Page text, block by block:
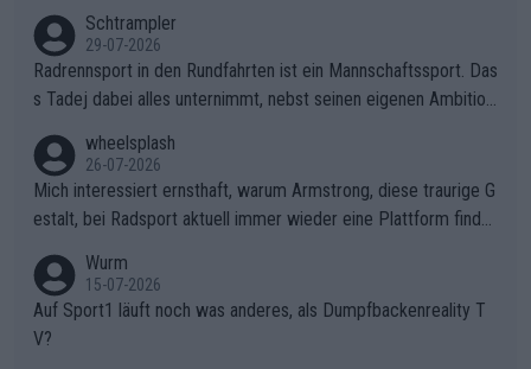
Schtrampler
29-07-2026
Radrennsport in den Rundfahrten ist ein Mannschaftssport. Das
s Tadej dabei alles unternimmt, nebst seinen eigenen Ambition
ganze Team auch mental stark zu machen und konkret am Erf
olg teilzuhaben, ist ihm ganz hoch anzurechnen. Das ist ein Zei
chen weit über den Radsport hinaus.
wheelsplash
26-07-2026
Mich interessiert ernsthaft, warum Armstrong, diese traurige G
estalt, bei Radsport aktuell immer wieder eine Plattform finde
Wurm
15-07-2026
Auf Sport1 läuft noch was anderes, als Dumpfbackenreality T
V?